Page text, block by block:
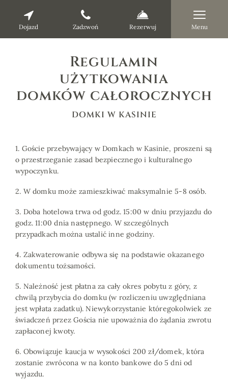
Dojazd Zadzwoń Rezerwuj Menu
Regulamin
użytkowania
domków całorocznych
DOMKI W KASINIE
1. Goście przebywający w Domkach w Kasinie, proszeni są
o przestrzeganie zasad bezpiecznego i kulturalnego
wypoczynku.
2. W domku może zamieszkiwać maksymalnie 5-8 osób.
3. Doba hotelowa trwa od godz. 15:00 w dniu przyjazdu do
godz. 11:00 dnia następnego. W szczególnych
przypadkach można ustalić inne godziny.
4. Zakwaterowanie odbywa się na podstawie okazanego
dokumentu tożsamości.
5. Należność jest płatna za cały okres pobytu z góry, z
chwilą przybycia do domku (w rozliczeniu uwzględniana
jest wpłata zadatku). Niewykorzystanie któregokolwiek ze
świadczeń przez Gościa nie upoważnia do żądania zwrotu
zapłaconej kwoty.
6. Obowiązuje kaucja w wysokości 200 zł/domek, która
zostanie zwrócona w na konto bankowe do 5 dni od
wyjazdu.